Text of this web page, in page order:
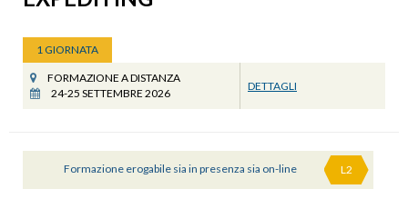
1 GIORNATA
FORMAZIONE A DISTANZA
24-25 SETTEMBRE 2026
DETTAGLI
Formazione erogabile sia in presenza sia on-line L2